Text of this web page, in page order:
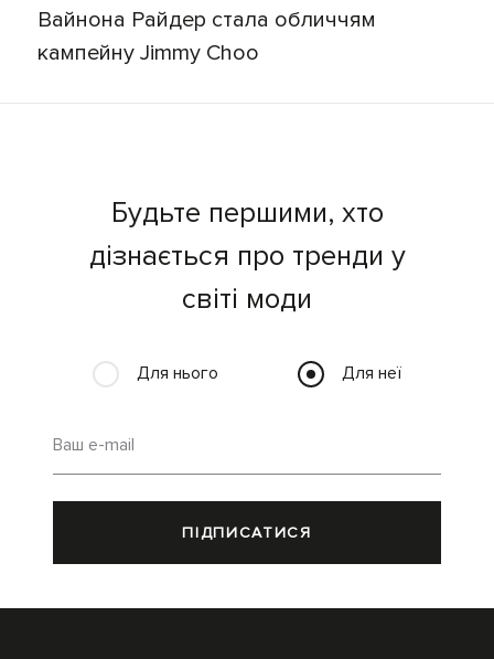
Вайнона Райдер стала обличчям
кампейну Jimmy Choo
Будьте першими, хто
дізнається про тренди у
світі моди
Для нього Для неї
Ваш e-mail
ПІДПИСАТИСЯ